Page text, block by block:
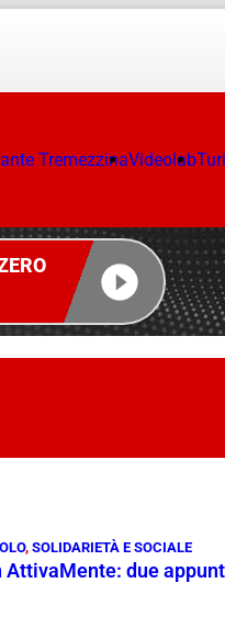
TremezzinaVideolab
,SOLIDARIETÀ E SOCIALE
AttivaMente: due